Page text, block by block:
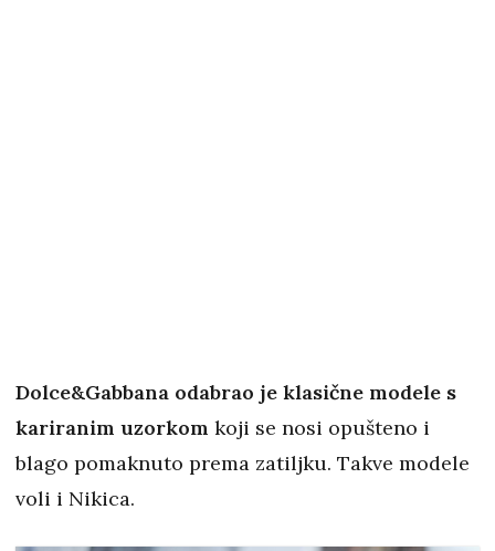
Dolce&Gabbana odabrao je klasične modele s
kariranim uzorkom koji se nosi opušteno i
blago pomaknuto prema zatiljku. Takve modele
voli i Nikica.